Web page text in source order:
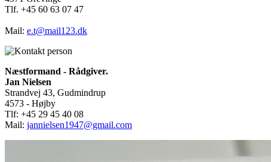
Tlf. +45 60 63 07 47
Mail: e.t@mail123.dk
Næstformand - Rådgiver.
Jan Nielsen
Strandvej 43, Gudmindrup
4573 - Højby
Tlf: +45 29 45 40 08
Mail: jannielsen1947@gmail.com